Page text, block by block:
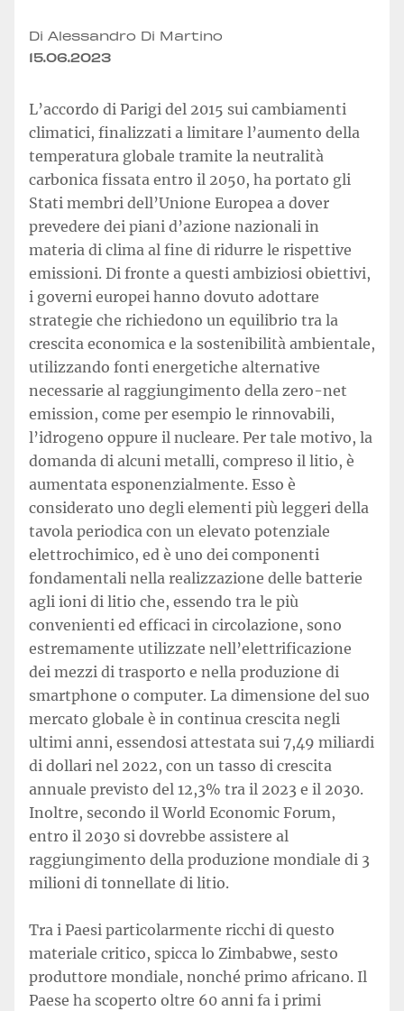
Di Alessandro Di Martino
15.06.2023
L’accordo di Parigi del 2015 sui cambiamenti
climatici, finalizzati a limitare l’aumento della
temperatura globale tramite la neutralità
carbonica fissata entro il 2050, ha portato gli
Stati membri dell’Unione Europea a dover
prevedere dei piani d’azione nazionali in
materia di clima al fine di ridurre le rispettive
emissioni. Di fronte a questi ambiziosi obiettivi,
i governi europei hanno dovuto adottare
strategie che richiedono un equilibrio tra la
crescita economica e la sostenibilità ambientale,
utilizzando fonti energetiche alternative
necessarie al raggiungimento della zero-net
emission, come per esempio le rinnovabili,
l’idrogeno oppure il nucleare. Per tale motivo, la
domanda di alcuni metalli, compreso il litio, è
aumentata esponenzialmente. Esso è
considerato uno degli elementi più leggeri della
tavola periodica con un elevato potenziale
elettrochimico, ed è uno dei componenti
fondamentali nella realizzazione delle batterie
agli ioni di litio che, essendo tra le più
convenienti ed efficaci in circolazione, sono
estremamente utilizzate nell’elettrificazione
dei mezzi di trasporto e nella produzione di
smartphone o computer. La dimensione del suo
mercato globale è in continua crescita negli
ultimi anni, essendosi attestata sui 7,49 miliardi
di dollari nel 2022, con un tasso di crescita
annuale previsto del 12,3% tra il 2023 e il 2030.
Inoltre, secondo il World Economic Forum,
entro il 2030 si dovrebbe assistere al
raggiungimento della produzione mondiale di 3
milioni di tonnellate di litio.
Tra i Paesi particolarmente ricchi di questo
materiale critico, spicca lo Zimbabwe, sesto
produttore mondiale, nonché primo africano. Il
Paese ha scoperto oltre 60 anni fa i primi